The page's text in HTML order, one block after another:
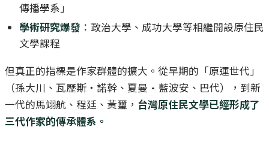
傳播學系」
學術研究爆發 ：政治大學、成功大學等相繼開設原住民
文學課程
但真正的指標是作家群體的擴大。從早期的「原運世代」
（孫大川、瓦歷斯‧諾幹、夏曼·藍波安、巴代），到新
一代的馬翊航、程廷、黃璽， 台灣原住民文學已經形成了
三代作家的傳承體系。